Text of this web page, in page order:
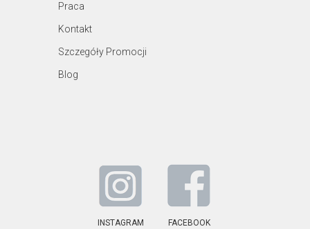
Praca
Kontakt
Szczegóły Promocji
Blog
INSTAGRAM FACEBOOK